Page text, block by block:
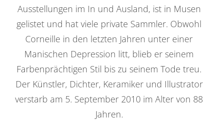
Ausstellungen im In und Ausland, ist in Musen
gelistet und hat viele private Sammler. Obwohl
Corneille in den letzten Jahren unter einer
Manischen Depression litt, blieb er seinem
Farbenprächtigen Stil bis zu seinem Tode treu.
Der Künstler, Dichter, Keramiker und Illustrator
verstarb am 5. September 2010 im Alter von 88
Jahren.